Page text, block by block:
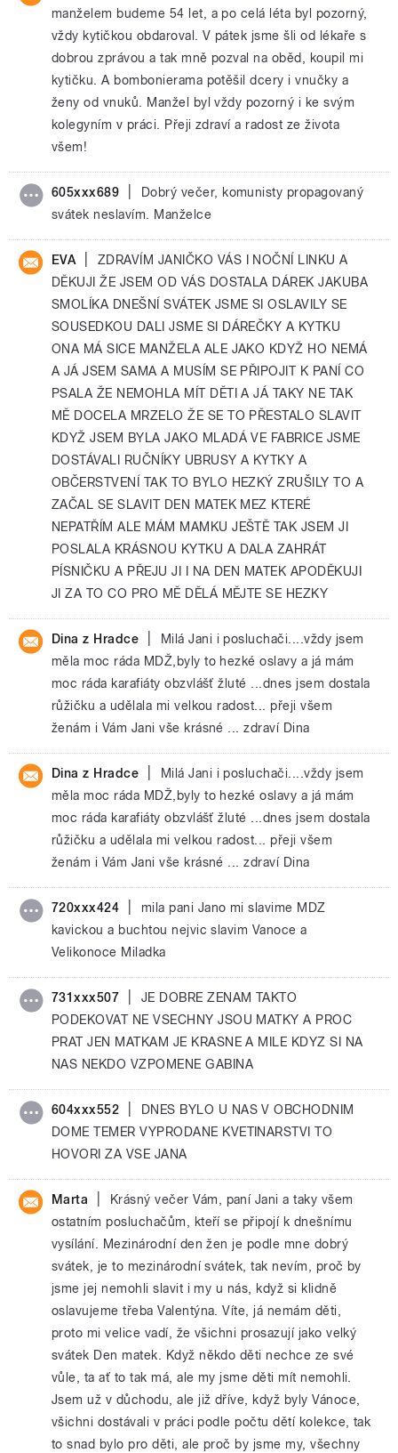
manželem budeme 54 let, a po celá léta byl pozorný,
vždy kytičkou obdaroval. V pátek jsme šli od lékaře s
dobrou zprávou a tak mně pozval na oběd, koupil mi
kytičku. A bombonierama potěšil dcery i vnučky a
ženy od vnuků. Manžel byl vždy pozorný i ke svým
kolegyním v práci. Přeji zdraví a radost ze života
všem!
605xxx689
Dobrý večer, komunisty propagovaný
svátek neslavím. Manželce
EVA
ZDRAVÍM JANIČKO VÁS I NOČNÍ LINKU A
DĚKUJI ŽE JSEM OD VÁS DOSTALA DÁREK JAKUBA
SMOLÍKA DNEŠNÍ SVÁTEK JSME SI OSLAVILY SE
SOUSEDKOU DALI JSME SI DÁREČKY A KYTKU
ONA MÁ SICE MANŽELA ALE JAKO KDYŽ HO NEMÁ
A JÁ JSEM SAMA A MUSÍM SE PŘIPOJIT K PANÍ CO
PSALA ŽE NEMOHLA MÍT DĚTI A JÁ TAKY NE TAK
MĚ DOCELA MRZELO ŽE SE TO PŘESTALO SLAVIT
KDYŽ JSEM BYLA JAKO MLADÁ VE FABRICE JSME
DOSTÁVALI RUČNÍKY UBRUSY A KYTKY A
OBČERSTVENÍ TAK TO BYLO HEZKÝ ZRUŠILY TO A
ZAČAL SE SLAVIT DEN MATEK MEZ KTERÉ
NEPATŘÍM ALE MÁM MAMKU JEŠTĚ TAK JSEM JI
POSLALA KRÁSNOU KYTKU A DALA ZAHRÁT
PÍSNIČKU A PŘEJU JI I NA DEN MATEK APODĚKUJI
JI ZA TO CO PRO MĚ DĚLÁ MĚJTE SE HEZKY
Dina z Hradce
Milá Jani i posluchači....vždy jsem
měla moc ráda MDŽ,byly to hezké oslavy a já mám
moc ráda karafiáty obzvlášť žluté ...dnes jsem dostala
růžičku a udělala mi velkou radost... přeji všem
ženám i Vám Jani vše krásné ... zdraví Dina
Dina z Hradce
Milá Jani i posluchači....vždy jsem
měla moc ráda MDŽ,byly to hezké oslavy a já mám
moc ráda karafiáty obzvlášť žluté ...dnes jsem dostala
růžičku a udělala mi velkou radost... přeji všem
ženám i Vám Jani vše krásné ... zdraví Dina
720xxx424
mila pani Jano mi slavime MDZ
kavickou a buchtou nejvic slavim Vanoce a
Velikonoce Miladka
731xxx507
JE DOBRE ZENAM TAKTO
PODEKOVAT NE VSECHNY JSOU MATKY A PROC
PRAT JEN MATKAM JE KRASNE A MILE KDYZ SI NA
NAS NEKDO VZPOMENE GABINA
604xxx552
DNES BYLO U NAS V OBCHODNIM
DOME TEMER VYPRODANE KVETINARSTVI TO
HOVORI ZA VSE JANA
Marta
Krásný večer Vám, paní Jani a taky všem
ostatním posluchačům, kteří se připojí k dnešnímu
vysílání. Mezinárodní den žen je podle mne dobrý
svátek, je to mezinárodní svátek, tak nevím, proč by
jsme jej nemohli slavit i my u nás, když si klidně
oslavujeme třeba Valentýna. Víte, já nemám děti,
proto mi velice vadí, že všichni prosazují jako velký
svátek Den matek. Když někdo děti nechce ze své
vůle, ta ať to tak má, ale my jsme děti mít nemohli.
Jsem už v důchodu, ale již dříve, když byly Vánoce,
všichni dostávali v práci podle počtu dětí kolekce, tak
to snad bylo pro děti, ale proč by jsme my, všechny